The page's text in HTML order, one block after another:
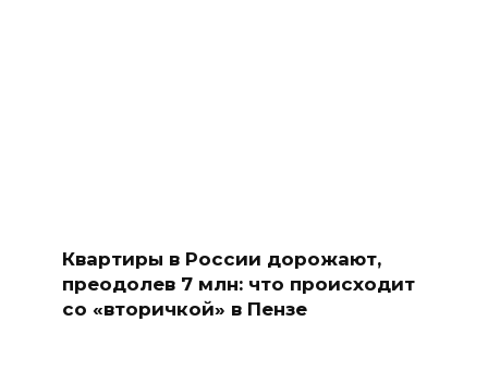
Квартиры в России дорожают,
преодолев 7 млн: что происходит
со «вторичкой» в Пензе